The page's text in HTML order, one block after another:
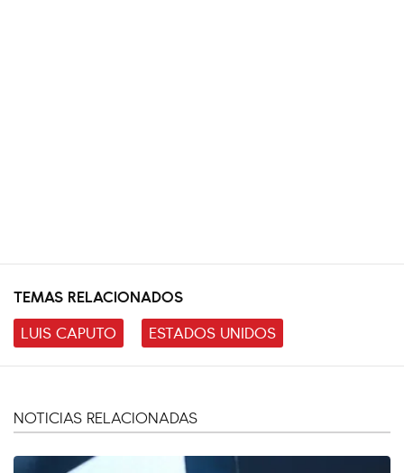
TEMAS RELACIONADOS
LUIS CAPUTO
ESTADOS UNIDOS
NOTICIAS RELACIONADAS